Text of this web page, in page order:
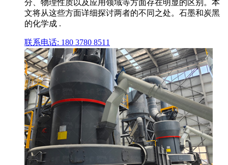
分、物理性质以及应用领域等方面存在明显的区别。本
文将从这些方面详细探讨两者的不同之处。石墨和炭黑
的化学成 .
联系电话: 180 3780 8511